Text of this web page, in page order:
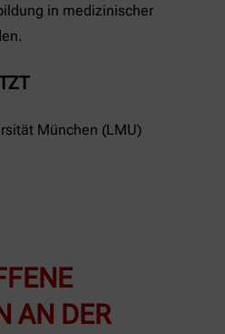
München (LMU)
in medizinischer
AN DER